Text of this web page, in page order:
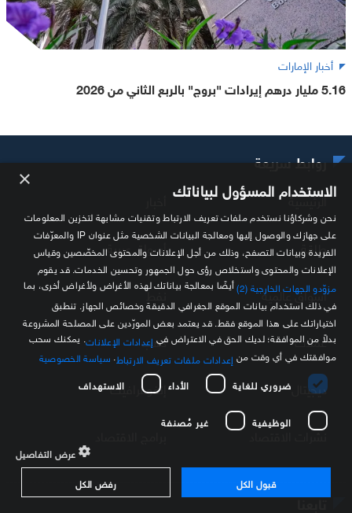
أخبار الإمارات
5.16 مليار درهم إيرادات "بروج" بالربع الثاني من 2026
تابعنا
روابط سريعة
الرئيسية
طاقة أسواق عربية
أسواق عالمية نفط
عملات ذهب
ديجيتال إنفوغرافيك
نشرات الاقتصاد
× الاستخدام المسؤول لبياناتك
نحن وشركاؤنا نستخدم ملفات تعريف الارتباط وتقنيات مشابهة لتخزين المعلومات
على جهازك والوصول إليها ومعالجة البيانات الشخصية مثل عنوان IP والمعرّفات
الفريدة وبيانات التصفح، وذلك من أجل الإعلانات والمحتوى المخصّصين وقياس
الإعلانات والمحتوى واستخلاص رؤى حول الجمهور وتحسين الخدمات. قد يقوم
مزوّدو الجهات الخارجية (2)
أيضًا بمعالجة بياناتك لهذه الأغراض ولأغراض أخرى، بما
في ذلك استخدام بيانات الموقع الجغرافي الدقيقة وخصائص الجهاز. تنطبق
اختياراتك على هذا الموقع فقط. قد يعتمد بعض المورّدين على المصلحة المشروعة
بدلاً من الموافقة؛ لديك الحق في الاعتراض في إعدادات الإعلانات . يمكنك سحب
موافقتك في أي وقت من إعدادات ملفات تعريف الارتباط سياسة الخصوصية
ضروري للغاية
الأداء الاستهداف
الوظيفية غير مُصنفة
عرض التفاصيل
قبول الكل
رفض الكل